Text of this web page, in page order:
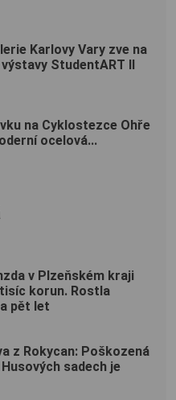
Karlovy Vary zve na
StudentART II
na Cyklostezce Ohře
ocelová...
v Plzeňském kraji
korun. Rostla
pět let
z Rokycan: Poškozená
sadech je